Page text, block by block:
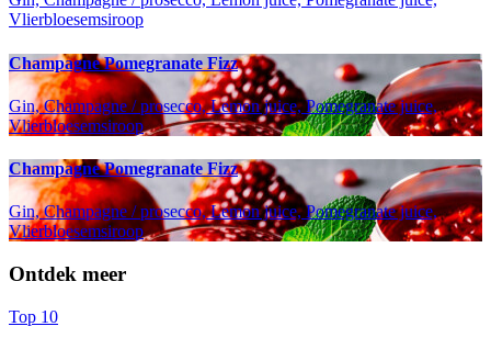
Vlierbloesemsiroop
Champagne Pomegranate Fizz
Gin, Champagne / prosecco, Lemon juice, Pomegranate juice,
Vlierbloesemsiroop
Champagne Pomegranate Fizz
Gin, Champagne / prosecco, Lemon juice, Pomegranate juice,
Vlierbloesemsiroop
Ontdek meer
Top 10